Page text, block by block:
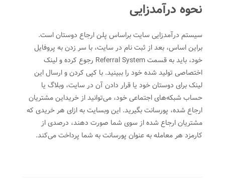
نحوه درآمدزایی
سیستم درآمدزایی سایت براساس پلن ارجاع دوستان است.
براین اساس، بعد از ثبت نام در سایت، با سر زدن به پروفایل
خود، باید به قسمت Referral System رجوع کرده و لینک
اختصاصی تولید شده خود را ببینید. با کپی کردن و ارسال‌ این
لینک برای دوستان خود یا قرار دادن آن در سایت، وبلاگ یا
حساب شبکه‌های اجتماعی خود، می‌توانید از خرید‌این مشتریان
ارجاع شده، پورسانت بگیرید.‌ این وبسایت به ازای هر خریدی که
مشتریان ارجاع شده از سوی شما صورت دهند، درصدی از
کارمزد هر معامله به عنوان پورسانت به شما پرداخت می‌کند.